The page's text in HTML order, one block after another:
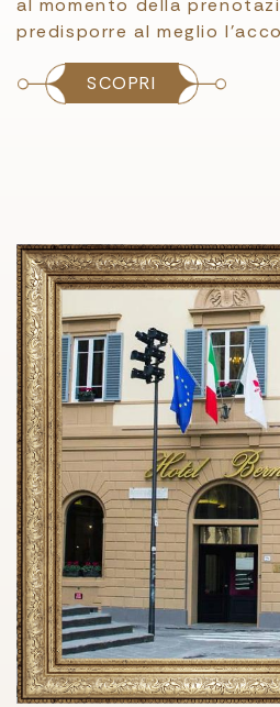
al momento della
predisporre al meglio
SCOPRI